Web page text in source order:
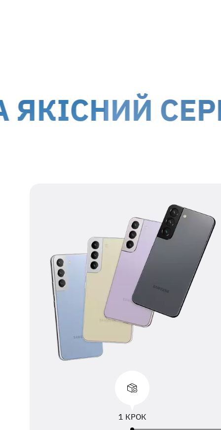
Наші дані для відправки
Білоруська, 26
**
1 КРОК